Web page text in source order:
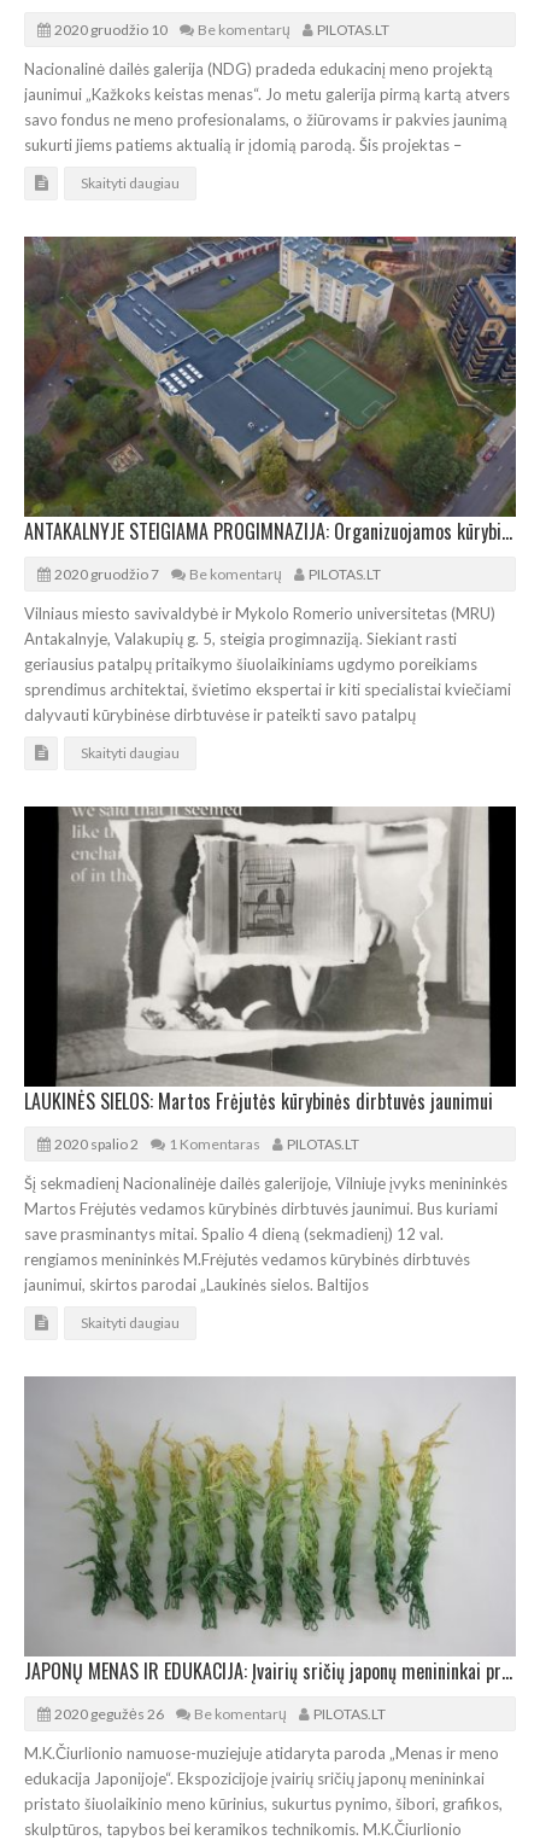
2020 gruodžio 10 Be komentarų PILOTAS.LT
Nacionalinė dailės galerija (NDG) pradeda edukacinį meno projektą
jaunimui „Kažkoks keistas menas“. Jo metu galerija pirmą kartą atvers
savo fondus ne meno profesionalams, o žiūrovams ir pakvies jaunimą
sukurti jiems patiems aktualią ir įdomią parodą. Šis projektas –
Skaityti daugiau
ANTAKALNYJE STEIGIAMA PROGIMNAZIJA: Organizuojamos kūrybinės dirbtuvės
2020 gruodžio 7 Be komentarų PILOTAS.LT
Vilniaus miesto savivaldybė ir Mykolo Romerio universitetas (MRU)
Antakalnyje, Valakupių g. 5, steigia progimnaziją. Siekiant rasti
geriausius patalpų pritaikymo šiuolaikiniams ugdymo poreikiams
sprendimus architektai, švietimo ekspertai ir kiti specialistai kviečiami
dalyvauti kūrybinėse dirbtuvėse ir pateikti savo patalpų
Skaityti daugiau
LAUKINĖS SIELOS: Martos Frėjutės kūrybinės dirbtuvės jaunimui
2020 spalio 2 1 Komentaras PILOTAS.LT
Šį sekmadienį Nacionalinėje dailės galerijoje, Vilniuje įvyks menininkės
Martos Frėjutės vedamos kūrybinės dirbtuvės jaunimui. Bus kuriami
save prasminantys mitai. Spalio 4 dieną (sekmadienį) 12 val.
rengiamos menininkės M.Frėjutės vedamos kūrybinės dirbtuvės
jaunimui, skirtos parodai „Laukinės sielos. Baltijos
Skaityti daugiau
JAPONŲ MENAS IR EDUKACIJA: Įvairių sričių japonų menininkai prisistato Druskininkuose
2020 gegužės 26 Be komentarų PILOTAS.LT
M.K.Čiurlionio namuose-muziejuje atidaryta paroda „Menas ir meno
edukacija Japonijoje“. Ekspozicijoje įvairių sričių japonų menininkai
pristato šiuolaikinio meno kūrinius, sukurtus pynimo, šibori, grafikos,
skulptūros, tapybos bei keramikos technikomis. M.K.Čiurlionio